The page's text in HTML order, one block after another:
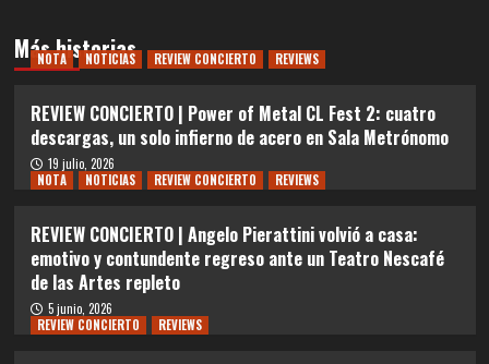
Más historias
NOTA NOTICIAS REVIEW CONCIERTO REVIEWS
REVIEW CONCIERTO | Power of Metal CL Fest 2: cuatro
descargas, un solo infierno de acero en Sala Metrónomo
19 julio, 2026
NOTA
NOTICIAS REVIEW CONCIERTO REVIEWS
REVIEW CONCIERTO | Angelo Pierattini volvió a casa:
emotivo y contundente regreso ante un Teatro Nescafé
de las Artes repleto
5 junio, 2026
REVIEW CONCIERTO
REVIEWS